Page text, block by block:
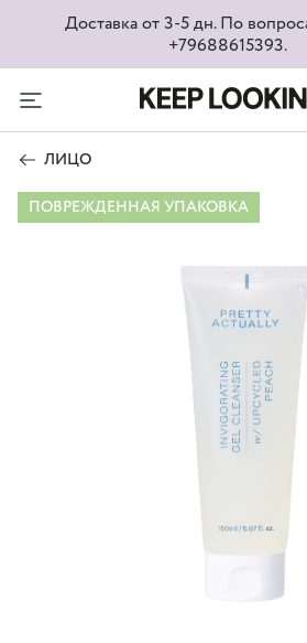
Доставка от 3-5 дн. По
+79688615393.
ЛИЦО
ПОВРЕЖДЕННАЯ УПАКОВКА